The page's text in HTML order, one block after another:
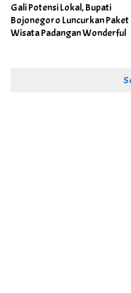
Gali Potensi Lokal, Bupati
Bojonegoro Luncurkan Paket
Wisata Padangan Wonderful